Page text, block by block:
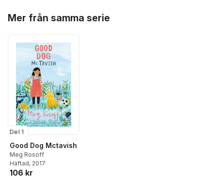
Jansson, Karin
Isaksson ,Gunilla
Mer från samma serie
Del 1
Good Dog Mctavish
Meg Rosoff
Häftad, 2017
106 kr